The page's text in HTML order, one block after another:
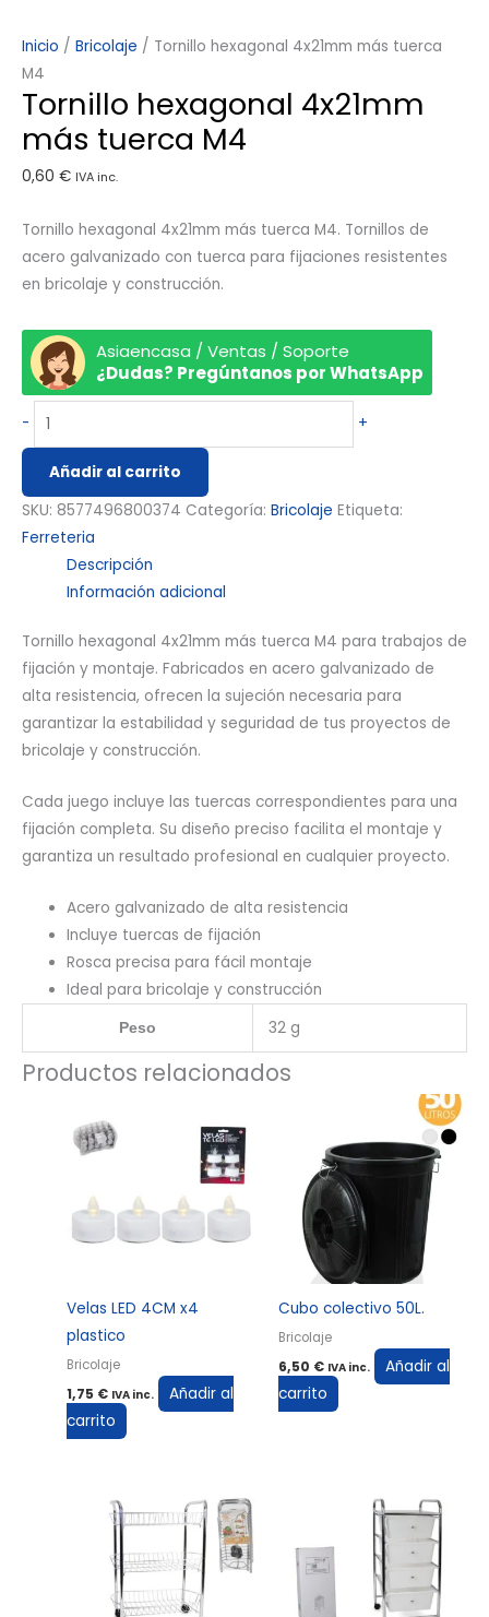
Inicio / Bricolaje / Tornillo hexagonal 4x21mm más tuerca
M4
Tornillo hexagonal 4x21mm
más tuerca M4
0,60 € IVA inc.
Tornillo hexagonal 4x21mm más tuerca M4. Tornillos de
acero galvanizado con tuerca para fijaciones resistentes
en bricolaje y construcción.
Asiaencasa / Ventas / Soporte
¿Dudas? Pregúntanos por WhatsApp
- +
Añadir al carrito
SKU: 8577496800374 Categoría: Bricolaje Etiqueta:
Ferreteria
Descripción
Información adicional
Tornillo hexagonal 4x21mm más tuerca M4 para trabajos de
fijación y montaje. Fabricados en acero galvanizado de
alta resistencia, ofrecen la sujeción necesaria para
garantizar la estabilidad y seguridad de tus proyectos de
bricolaje y construcción.
Cada juego incluye las tuercas correspondientes para una
fijación completa. Su diseño preciso facilita el montaje y
garantiza un resultado profesional en cualquier proyecto.
Acero galvanizado de alta resistencia
Incluye tuercas de fijación
Rosca precisa para fácil montaje
Ideal para bricolaje y construcción
Peso 32 g
Productos relacionados
Velas LED 4CM x4
plastico
Bricolaje
1,75 € IVA inc.
Añadir al
carrito
Cubo colectivo 50L.
Bricolaje
6,50 € IVA inc.
Añadir al
carrito